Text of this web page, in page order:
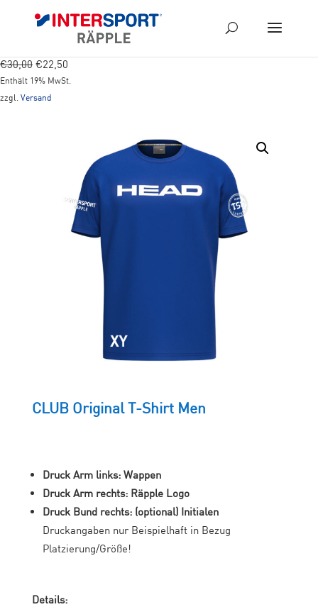
€30,00 Ursprünglicher
Preis
war:
€22,50
Preis
Enthält 19% MwSt.
zzgl. Versand
CLUB Original T-Shirt Men
Druck Arm links: Wappen
Druck Arm rechts: Räpple Logo
Druck Bund rechts: (optional) Initialen
Druckangaben nur Beispielhaft in Bezug
Platzierung/Größe!
Details: